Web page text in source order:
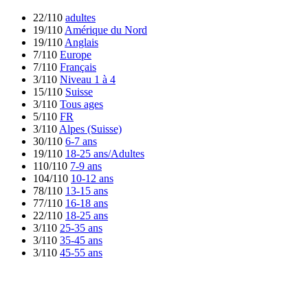
22/110 adultes
19/110 Amérique du Nord
19/110 Anglais
7/110 Europe
7/110 Français
3/110 Niveau 1 à 4
15/110 Suisse
3/110 Tous ages
5/110 FR
3/110 Alpes (Suisse)
30/110 6-7 ans
19/110 18-25 ans/Adultes
110/110 7-9 ans
104/110 10-12 ans
78/110 13-15 ans
77/110 16-18 ans
22/110 18-25 ans
3/110 25-35 ans
3/110 35-45 ans
3/110 45-55 ans